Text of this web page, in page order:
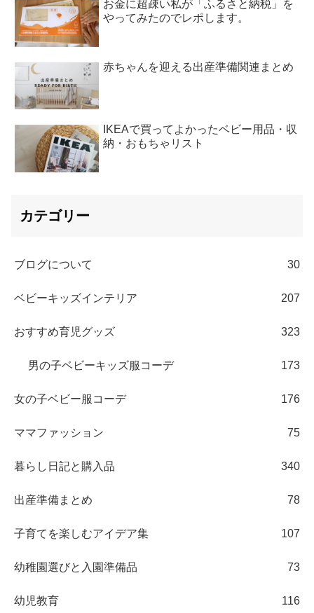
お金に超疎い私が「ふるさと納税」を
やってみたのでレポします。
赤ちゃんを迎える出産準備関連まとめ
IKEAで買ってよかったベビー用品・収
納・おもちゃリスト
カテゴリー
ブログについて 30
ベビーキッズインテリア 207
おすすめ育児グッズ 323
男の子ベビーキッズ服コーデ 173
女の子ベビー服コーデ 176
ママファッション 75
暮らし日記と購入品 340
出産準備まとめ 78
子育てを楽しむアイデア集 107
幼稚園選びと入園準備品 73
幼児教育 116